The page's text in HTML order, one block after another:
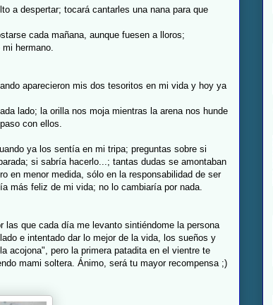
a despertar; tocará cantarles una nana para que
cada mañana, aunque fuesen a lloros;
hermano.
aparecieron mis dos tesoritos en mi vida y hoy ya
lado; la orilla nos moja mientras la arena nos hunde
con ellos.
ya los sentía en mi tripa; preguntas sobre si
si sabría hacerlo...; tantas dudas se amontaban
en menor medida, sólo en la responsabilidad de ser
más feliz de mi vida; no lo cambiaría por nada.
que cada día me levanto sintiéndome la persona
e intentado dar lo mejor de la vida, los sueños y
acojona", pero la primera patadita en el vientre te
mami soltera. Ánimo, será tu mayor recompensa ;)